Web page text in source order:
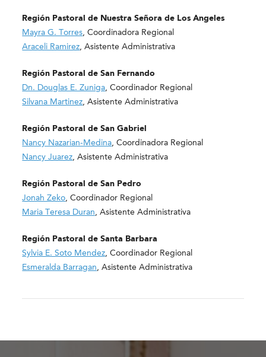
Región Pastoral de Nuestra Señora de Los Angeles
Mayra G. Torres, Coordinadora Regional
Araceli Ramirez, Asistente Administrativa
Región Pastoral de San Fernando
Dn. Douglas E. Zuniga, Coordinador Regional
Silvana Martinez, Asistente Administrativa
Región Pastoral de San Gabriel
Nancy Nazarian-Medina, Coordinadora Regional
Nancy Juarez, Asistente Administrativa
Región Pastoral de San Pedro
Jonah Zeko, Coordinador Regional
Maria Teresa Duran, Asistente Administrativa
Región Pastoral de Santa Barbara
Sylvia E. Soto Mendez, Coordinador Regional
Esmeralda Barragan, Asistente Administrativa